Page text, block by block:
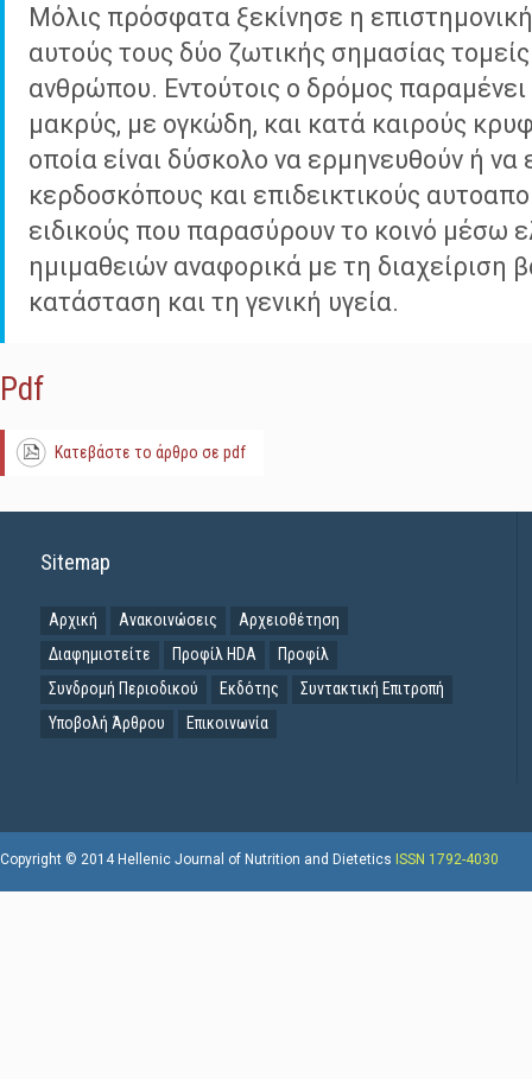
Μόλις πρόσφατα ξεκίνησε η
αυτούς τους δύο ζωτικής σημασίας
ανθρώπου. Εντούτοις ο δρόμος
μακρύς, με ογκώδη, και κατά καιρούς
οποία είναι δύσκολο να ερμηνευθούν ή
κερδοσκόπους και επιδεικτικούς
ειδικούς που παρασύρουν το κοινό μέσω
ημιμαθειών αναφορικά με τη διαχείριση
κατάσταση και τη γενική υγεία.
Pdf
Κατεβάστε το άρθρο σε pdf
Sitemap
Αρχική Ανακοινώσεις
Αρχειοθέτηση
Διαφημιστείτε
Προφίλ HDA
Προφίλ
Συνδρομή Περιοδικού
Εκδότης
Συντακτική Επιτροπή
Υποβολή Άρθρου
Επικοινωνία
Copyright © 2014 Hellenic Journal of Nutrition and Dietetics ISSN 1792-4030